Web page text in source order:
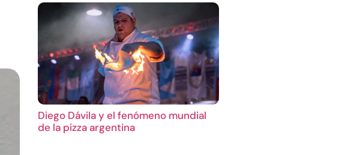
Diego Dávila y el fenómeno mundial
de la pizza argentina